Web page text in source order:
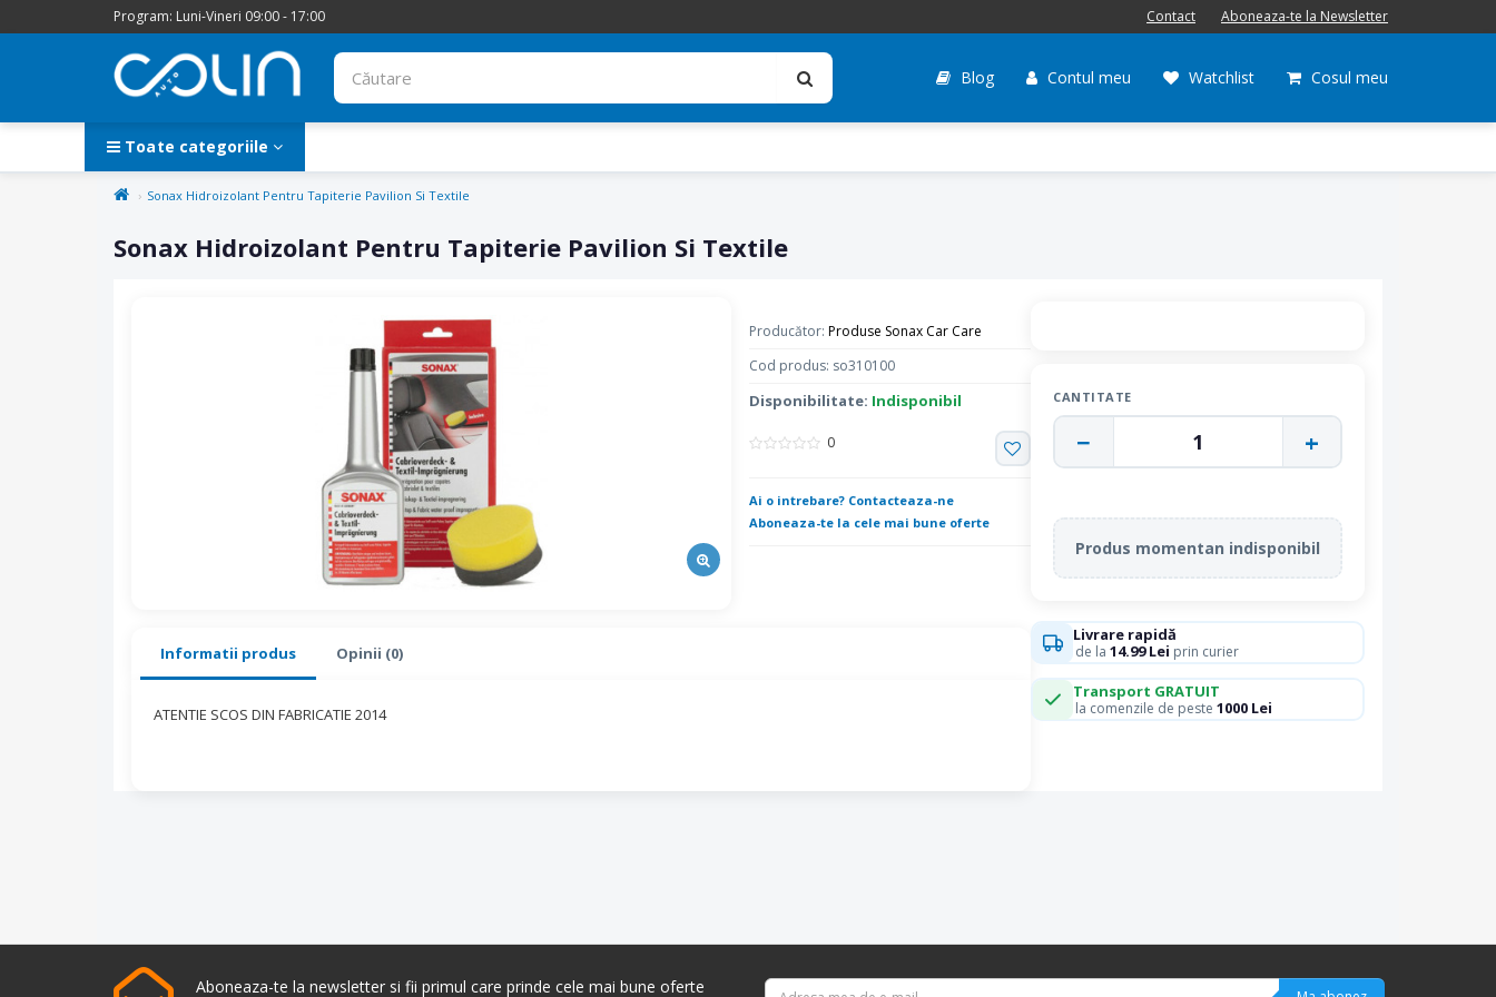
Program: Luni-Vineri 09:00 - 17:00 Contact Aboneaza-te la Newsletter
Blog Contul meu Watchlist Cosul meu
Toate categoriile
Sonax Hidroizolant Pentru Tapiterie Pavilion Si Textile
Sonax Hidroizolant Pentru Tapiterie Pavilion Si Textile
Producător: Produse Sonax Car Care
Cod produs: so310100
Disponibilitate: Indisponibil
0
Ai o intrebare? Contacteaza-ne
Aboneaza-te la cele mai bune oferte
Informatii produs Opinii (0)
ATENTIE SCOS DIN FABRICATIE 2014
CANTITATE
− 1 +
Produs momentan indisponibil
Livrare rapidă
de la 14.99 Lei prin curier
Transport GRATUIT
la comenzile de peste 1000 Lei
Aboneaza-te la newsletter si fii primul care prinde cele mai bune oferte